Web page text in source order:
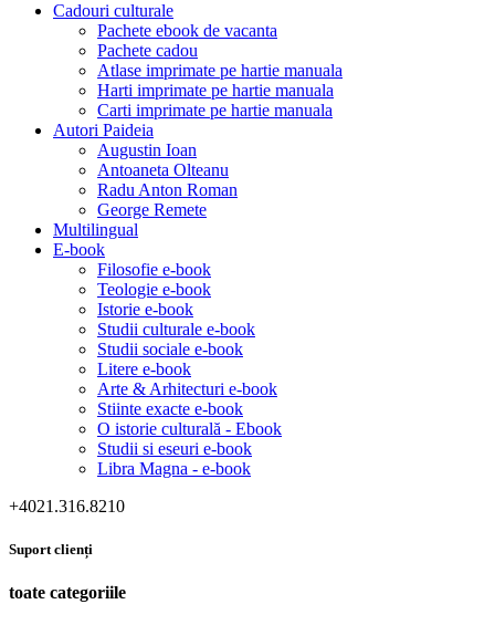
Cadouri culturale
Pachete ebook de vacanta
Pachete cadou
Atlase imprimate pe hartie manuala
Harti imprimate pe hartie manuala
Carti imprimate pe hartie manuala
Autori Paideia
Augustin Ioan
Antoaneta Olteanu
Radu Anton Roman
George Remete
Multilingual
E-book
Filosofie e-book
Teologie e-book
Istorie e-book
Studii culturale e-book
Studii sociale e-book
Litere e-book
Arte & Arhitecturi e-book
Stiinte exacte e-book
O istorie culturală - Ebook
Studii si eseuri e-book
Libra Magna - e-book
+4021.316.8210
Suport clienți
toate categoriile